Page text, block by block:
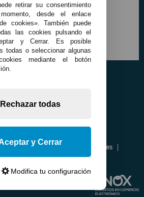
de Privacidad
Política de Cookies
Devoluciones
Opiniones
retirar su consentimiento
desde el enlace
cookies». También puede
las cookies pulsando el
y Cerrar. Es posible
todas o seleccionar algunas
mediante el botón
Rechazar todas
y Cerrar
Modifica tu configuración